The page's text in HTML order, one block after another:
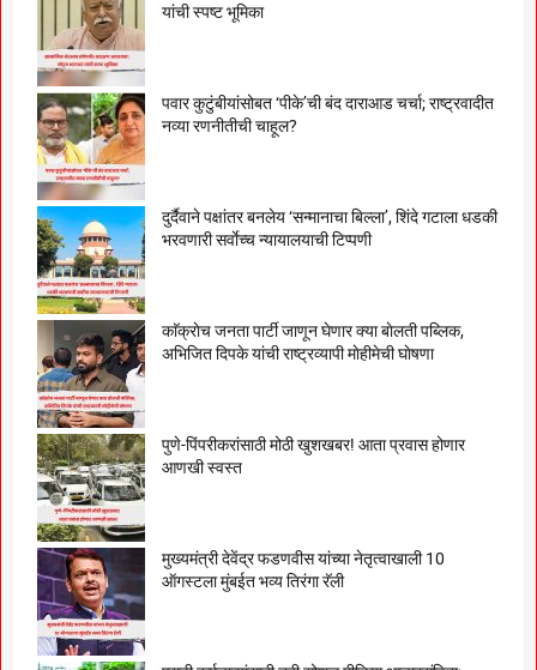
यांची स्पष्ट भूमिका
पवार कुटुंबीयांसोबत ‘पीके’ची बंद दाराआड चर्चा; राष्ट्रवादीत
नव्या रणनीतीची चाहूल?
दुर्दैवाने पक्षांतर बनलेय ‘सन्मानाचा बिल्ला’, शिंदे गटाला धडकी
भरवणारी सर्वाेच्च न्यायालयाची टिप्पणी
काॅक्राेच जनता पार्टी जाणून घेणार क्या बाेलती पब्लिक,
अभिजित दिपके यांची राष्ट्रव्यापी माेहीमेची घाेषणा
पुणे-पिंपरीकरांसाठी मोठी खुशखबर! आता प्रवास होणार
आणखी स्वस्त
मुख्यमंत्री देवेंद्र फडणवीस यांच्या नेतृत्वाखाली 10
ऑगस्टला मुंबईत भव्य तिरंगा रॅली